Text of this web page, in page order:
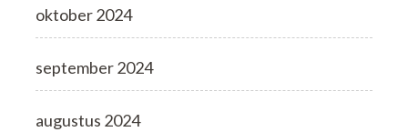
oktober 2024
september 2024
augustus 2024